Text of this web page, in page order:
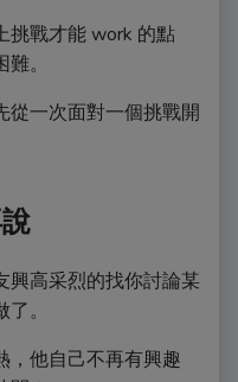
挑戰才能 work 的點
。
從一次面對一個挑戰開
興高采烈的找你討論某
。
，他自己不再有興趣